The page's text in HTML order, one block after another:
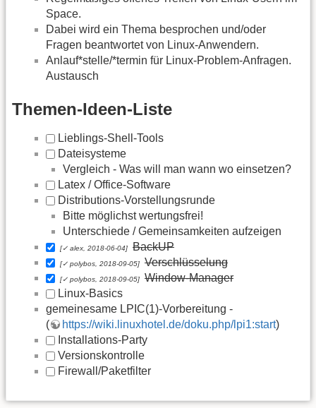
Space.
Dabei wird ein Thema besprochen und/oder
Fragen beantwortet von Linux-Anwendern.
Anlauf*stelle/*termin für Linux-Problem-Anfragen.
Austausch
Themen-Ideen-Liste
Lieblings-Shell-Tools
Dateisysteme
Vergleich - Was will man wann wo einsetzen?
Latex / Office-Software
Distributions-Vorstellungsrunde
Bitte möglichst wertungsfrei!
Unterschiede / Gemeinsamkeiten aufzeigen
[✓ alex, 2018-06-04] BackUP
[✓ polybos, 2018-09-05] Verschlüsselung
[✓ polybos, 2018-09-05]
Window-Manager
Linux-Basics
gemeinesame LPIC(1)-Vorbereitung -
(
https://wiki.linuxhotel.de/doku.php/lpi1:start)
Installations-Party
Versionskontrolle
Firewall/Paketfilter